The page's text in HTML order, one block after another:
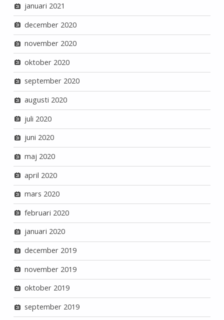
januari 2021
december 2020
november 2020
oktober 2020
september 2020
augusti 2020
juli 2020
juni 2020
maj 2020
april 2020
mars 2020
februari 2020
januari 2020
december 2019
november 2019
oktober 2019
september 2019